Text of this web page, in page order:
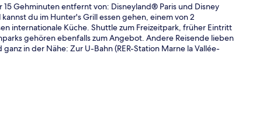
Blick von der
Gehminuten entfernt von: Disneyland® Paris und Disney
du im Hunter's Grill essen gehen, einem von 2
internationale Küche. Shuttle zum Freizeitpark, früher Eintritt
gehören ebenfalls zum Angebot. Andere Reisende lieben
in der Nähe: Zur U-Bahn (RER-Station Marne la Vallée-